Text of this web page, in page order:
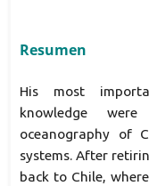
Resumen
His most
knowledge
oceanography of
systems. After
back to Chile,